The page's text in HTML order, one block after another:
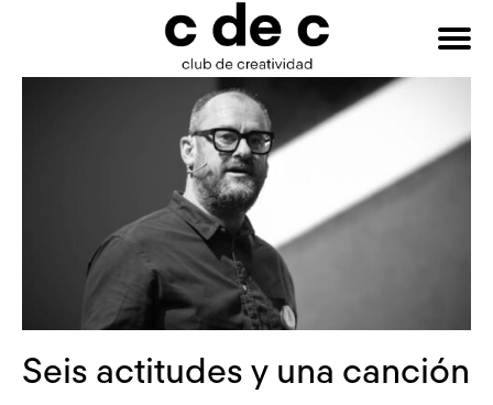
HAZTE
Seis actitudes y una canción